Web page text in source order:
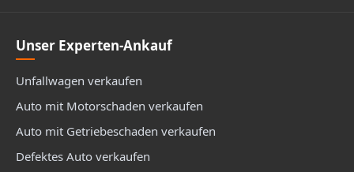
Unser Experten-Ankauf
Unfallwagen verkaufen
Auto mit Motorschaden verkaufen
Auto mit Getriebeschaden verkaufen
Defektes Auto verkaufen